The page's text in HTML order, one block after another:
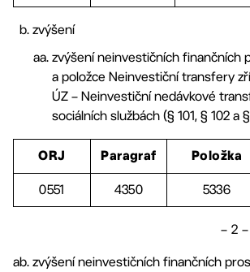
zvýšení
zvýšení neinvestičních finančních
a položce Neinvestiční transfery
ÚZ – Neinvestiční nedávkové
sociálních službách (§ 101, § 102 a
ORJ Paragraf Položka
0551 4350 5336
– 2 –
zvýšení neinvestičních finančních